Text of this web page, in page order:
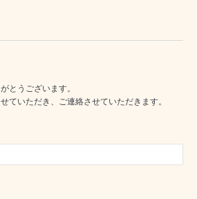
とうございます。
ていただき、ご連絡させていただきます。